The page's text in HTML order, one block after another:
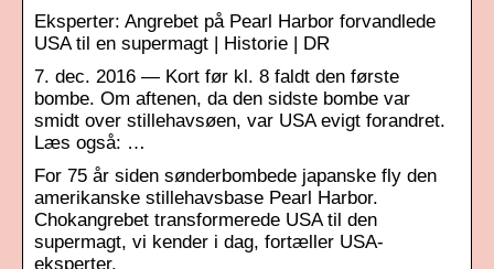
Eksperter: Angrebet på Pearl Harbor forvandlede
USA til en supermagt | Historie | DR
7. dec. 2016 — Kort før kl. 8 faldt den første
bombe. Om aftenen, da den sidste bombe var
smidt over stillehavsøen, var USA evigt forandret.
Læs også: …
For 75 år siden sønderbombede japanske fly den
amerikanske stillehavsbase Pearl Harbor.
Chokangrebet transformerede USA til den
supermagt, vi kender i dag, fortæller USA-
eksperter.